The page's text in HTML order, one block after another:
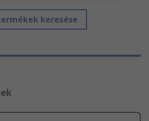
keresése